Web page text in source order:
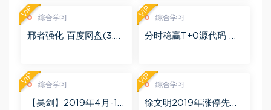
综合学习
邢者强化 百度网盘(3.01
VIP 综合学习
分时稳赢T+0源代码 自
VIP
综合学习
【吴剑】2019年4月-11
VIP 综合学习
徐文明2019年涨停先锋
VIP